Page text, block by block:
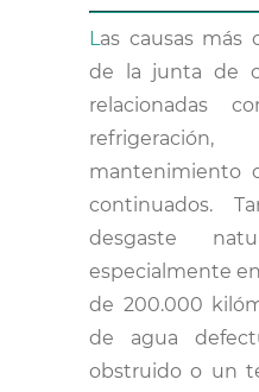
Las causas más comunes de rotura
de la junta de
relacionadas
mantenimiento
continuados.
desgaste
especialmente
de 200.000
de agua
obstruido o un